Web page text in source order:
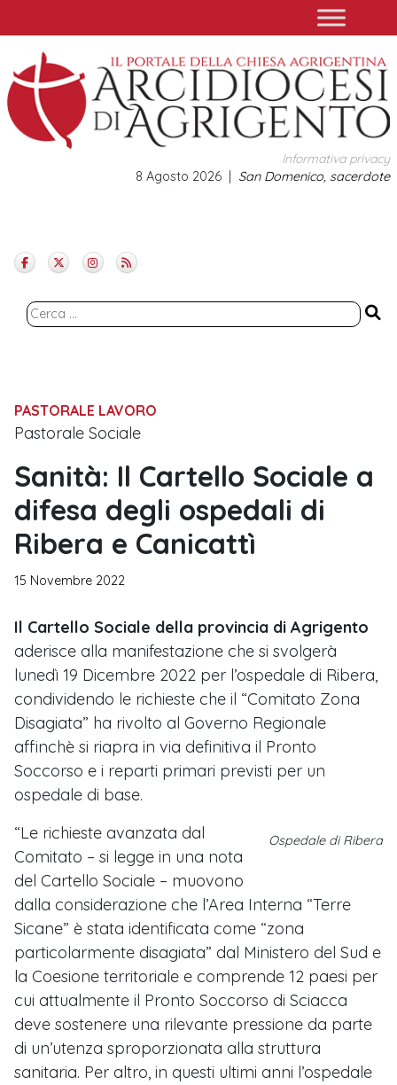
to
content
Informativa privacy
San Domenico, sacerdote
8 Agosto 2026
Ricerca
PASTORALE LAVORO
Pastorale Sociale
Sanità: Il Cartello Sociale a
difesa degli ospedali di
Ribera e Canicattì
15 Novembre 2022
Il Cartello Sociale della provincia di Agrigento
aderisce alla manifestazione che si svolgerà
lunedì 19 Dicembre 2022 per l’ospedale di Ribera,
condividendo le richieste che il “Comitato Zona
Disagiata” ha rivolto al Governo Regionale
affinchè si riapra in via definitiva il Pronto
Soccorso e i reparti primari previsti per un
ospedale di base.
Ospedale di Ribera
“Le richieste avanzata dal
Comitato – si legge in una nota
del Cartello Sociale – muovono
dalla considerazione che l’Area Interna “Terre
Sicane” è stata identificata come “zona
particolarmente disagiata” dal Ministero del Sud e
la Coesione territoriale e comprende 12 paesi per
cui attualmente il Pronto Soccorso di Sciacca
deve sostenere una rilevante pressione da parte
di un’utenza sproporzionata alla struttura
sanitaria. Per altro, in questi ultimi anni l’ospedale